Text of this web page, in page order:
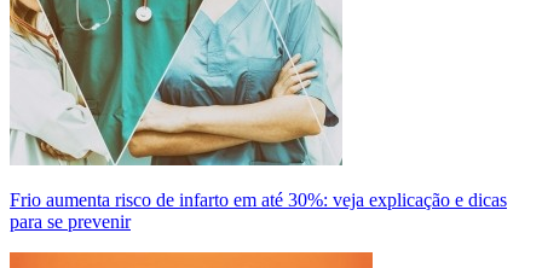
Frio aumenta risco de infarto em até 30%: veja explicação e dicas
para se prevenir